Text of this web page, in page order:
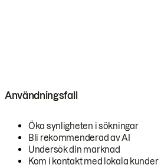
Användningsfall
Öka synligheten i sökningar
Bli rekommenderad av AI
Undersök din marknad
Kom i kontakt med lokala kunder